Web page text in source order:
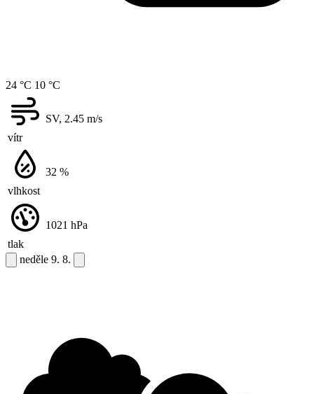
24 °C 10 °C
vítr
SV, 2.45 m/s
vlhkost
32 %
tlak
1021 hPa
neděle 9. 8.